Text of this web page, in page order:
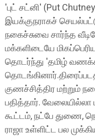
'புட் சட்னி' (Put
இயக்குநராகச்
நகைச்சுவை சார்ந்த
மக்களிடையே
தொடர்ந்து 'தமிழ்
குணச்சித்திர மற்றும்
பதித்தார். வேலையில்லா
கூட்டம், நட்பே துணை,
ராஜா உள்ளிட்ட பல